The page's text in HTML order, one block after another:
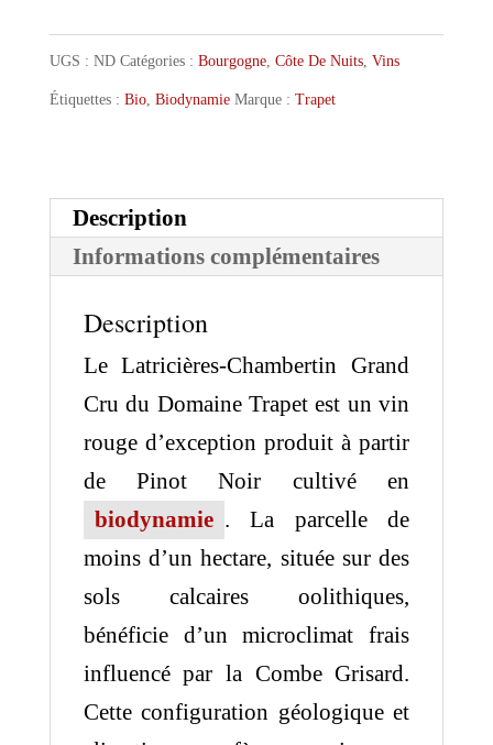
Latricières-
Chambertin
UGS : ND Catégories : Bourgogne, Côte De Nuits, Vins
Étiquettes : Bio, Biodynamie Marque : Trapet
Description
Informations complémentaires
Description
Le Latricières-Chambertin Grand
Cru du Domaine Trapet est un vin
rouge d’exception produit à partir
de Pinot Noir cultivé en
biodynamie .
La parcelle de
moins d’un hectare, située sur des
sols calcaires oolithiques,
bénéficie d’un microclimat frais
influencé par la Combe Grisard.
Cette configuration géologique et